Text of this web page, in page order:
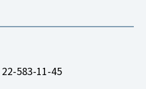
22-583-11-45